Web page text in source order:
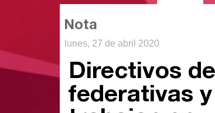
Nota
lunes, 27 de abril 2020
Directivos
federativas